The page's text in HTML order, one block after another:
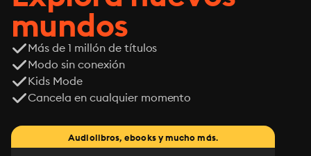
mundos
Más de 1 millón de títulos
Modo sin conexión
Kids Mode
Cancela en cualquier momento
Audiolibros, ebooks y mucho más.